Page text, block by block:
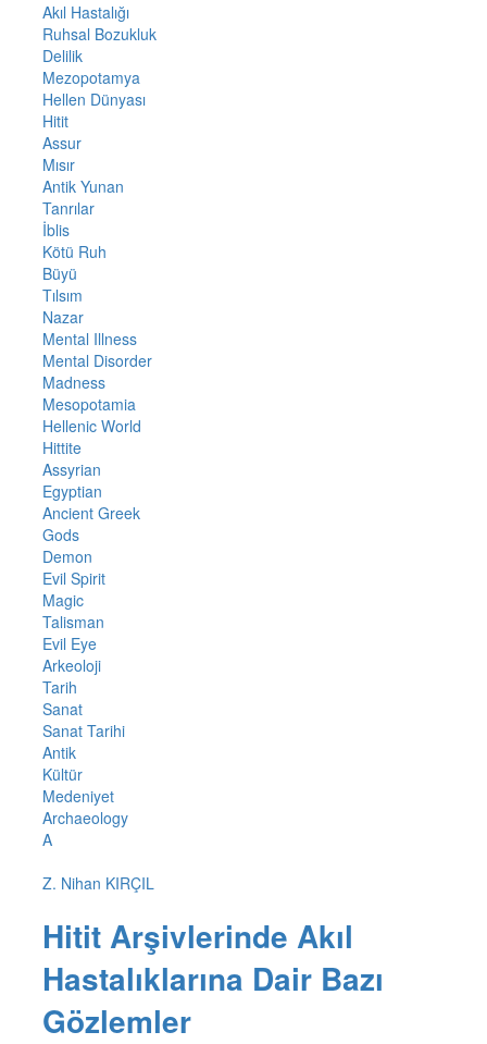
Akıl Hastalığı
Ruhsal Bozukluk
Delilik
Mezopotamya
Hellen Dünyası
Hitit
Assur
Mısır
Antik Yunan
Tanrılar
İblis
Kötü Ruh
Büyü
Tılsım
Nazar
Mental Illness
Mental Disorder
Madness
Mesopotamia
Hellenic World
Hittite
Assyrian
Egyptian
Ancient Greek
Gods
Demon
Evil Spirit
Magic
Talisman
Evil Eye
Arkeoloji
Tarih
Sanat
Sanat Tarihi
Antik
Kültür
Medeniyet
Archaeology
A
Z. Nihan KIRÇIL
Hitit Arşivlerinde Akıl
Hastalıklarına Dair Bazı
Gözlemler